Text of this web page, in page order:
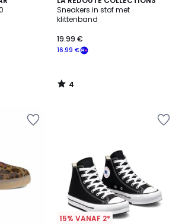
Sneakers in stof met
klittenband
16.99 €
19.99 €
/
5
4
/
15% VANAF 2*